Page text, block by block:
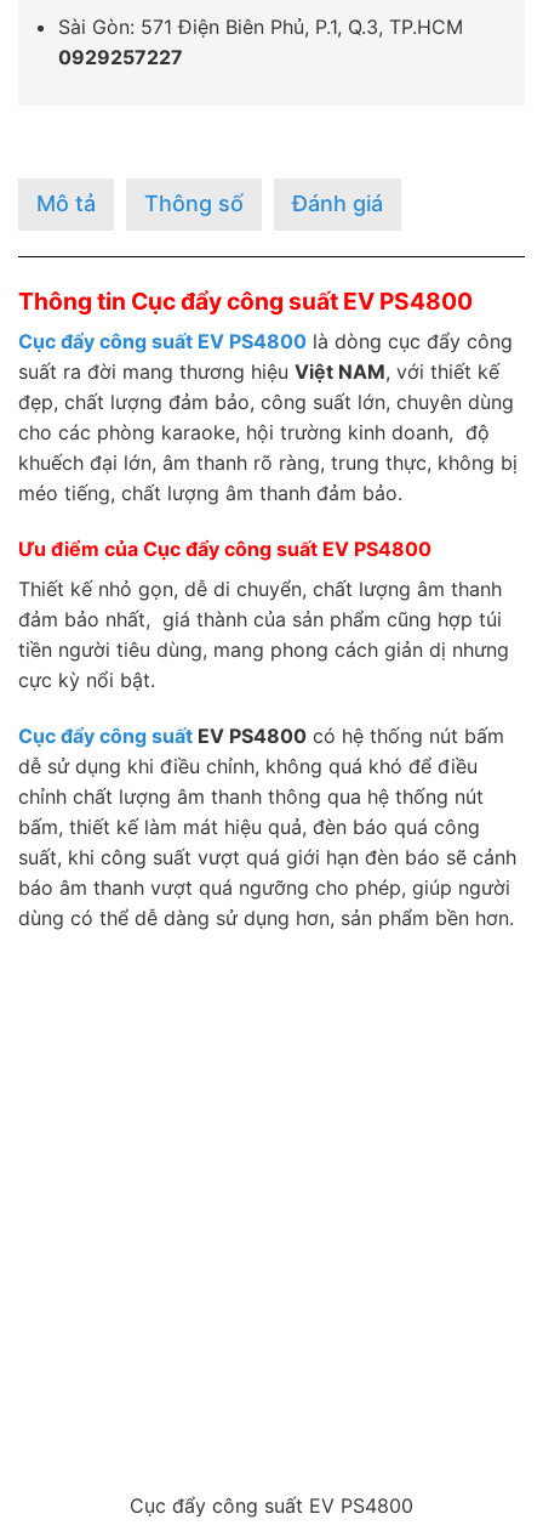
Sài Gòn: 571 Điện Biên Phủ, P.1, Q.3, TP.HCM
0929257227
Mô tả Thông số Đánh giá
Thông tin Cục đẩy công suất EV PS4800
Cục đẩy công suất EV PS4800 là dòng cục đẩy công
suất ra đời mang thương hiệu Việt NAM, với thiết kế
đẹp, chất lượng đảm bảo, công suất lớn, chuyên dùng
cho các phòng karaoke, hội trường kinh doanh, độ
khuếch đại lớn, âm thanh rõ ràng, trung thực, không bị
méo tiếng, chất lượng âm thanh đảm bảo.
Ưu điểm của Cục đẩy công suất EV PS4800
Thiết kế nhỏ gọn, dễ di chuyển, chất lượng âm thanh
đảm bảo nhất, giá thành của sản phẩm cũng hợp túi
tiền người tiêu dùng, mang phong cách giản dị nhưng
cực kỳ nổi bật.
Cục đẩy công suất EV PS4800 có hệ thống nút bấm
dễ sử dụng khi điều chỉnh, không quá khó để điều
chỉnh chất lượng âm thanh thông qua hệ thống nút
bấm, thiết kế làm mát hiệu quả, đèn báo quá công
suất, khi công suất vượt quá giới hạn đèn báo sẽ cảnh
báo âm thanh vượt quá ngưỡng cho phép, giúp người
dùng có thể dễ dàng sử dụng hơn, sản phẩm bền hơn.
Cục đẩy công suất EV PS4800